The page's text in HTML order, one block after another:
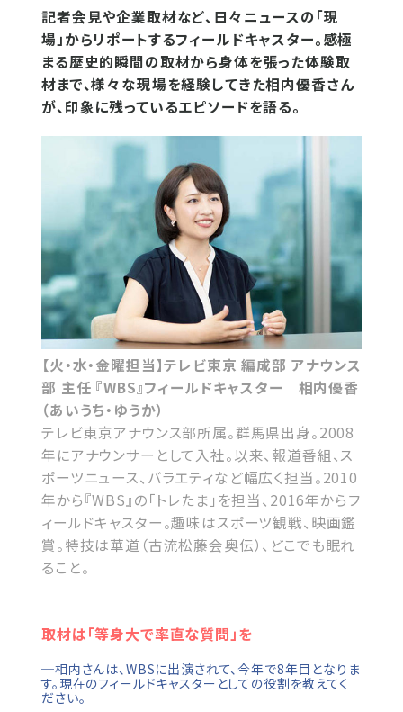
記者会見や企業取材など、日々ニュースの「現
場」からリポートするフィールドキャスター。感極
まる歴史的瞬間の取材から身体を張った体験取
材まで、様々な現場を経験してきた相内優香さん
が、印象に残っているエピソードを語る。
【火・水・金曜担当】テレビ東京 編成部 アナウンス
部 主任 『WBS』フィールドキャスター 相内優香
（あいうち・ゆうか）
テレビ東京アナウンス部所属。群馬県出身。2008
年にアナウンサーとして入社。以来、報道番組、ス
ポーツニュース、バラエティなど幅広く担当。2010
年から『WBS』の「トレたま」を担当、2016年からフ
ィールドキャスター。趣味はスポーツ観戦、映画鑑
賞。特技は華道（古流松藤会奥伝）、どこでも眠れ
ること。
取材は「等身大で率直な質問」を
─相内さんは、WBSに出演されて、今年で8年目となりま
す。現在のフィールドキャスターとしての役割を教えてく
ださい。